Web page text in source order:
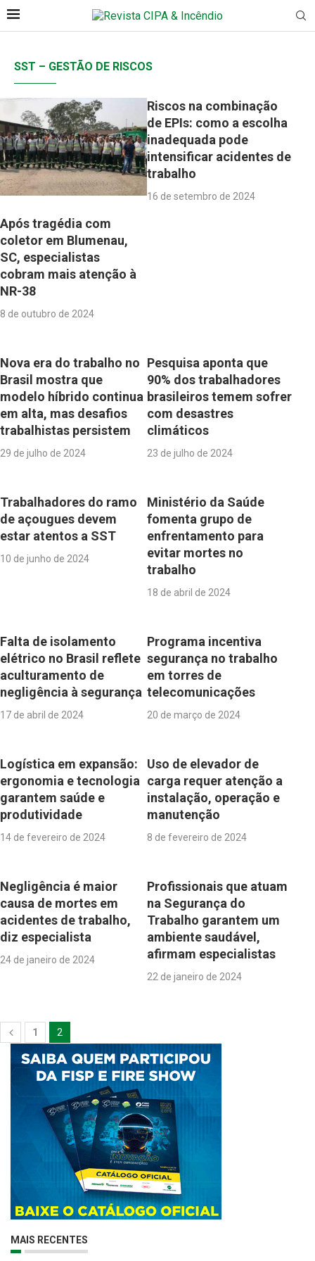
SST – GESTÃO DE RISCOS
Após tragédia com
coletor em Blumenau,
SC, especialistas
cobram mais atenção à
NR-38
8 de outubro de 2024
Riscos na combinação
de EPIs: como a escolha
inadequada pode
intensificar acidentes de
trabalho
16 de setembro de 2024
Nova era do trabalho no
Brasil mostra que
modelo híbrido continua
em alta, mas desafios
trabalhistas persistem
29 de julho de 2024
Pesquisa aponta que
90% dos trabalhadores
brasileiros temem sofrer
com desastres
climáticos
23 de julho de 2024
Trabalhadores do ramo
de açougues devem
estar atentos a SST
10 de junho de 2024
Ministério da Saúde
fomenta grupo de
enfrentamento para
evitar mortes no
trabalho
18 de abril de 2024
Falta de isolamento
elétrico no Brasil reflete
aculturamento de
negligência à segurança
17 de abril de 2024
Programa incentiva
segurança no trabalho
em torres de
telecomunicações
20 de março de 2024
Logística em expansão:
ergonomia e tecnologia
garantem saúde e
produtividade
14 de fevereiro de 2024
Uso de elevador de
carga requer atenção a
instalação, operação e
manutenção
8 de fevereiro de 2024
Negligência é maior
causa de mortes em
acidentes de trabalho,
diz especialista
24 de janeiro de 2024
Profissionais que atuam
na Segurança do
Trabalho garantem um
ambiente saudável,
afirmam especialistas
22 de janeiro de 2024
1 2
MAIS RECENTES